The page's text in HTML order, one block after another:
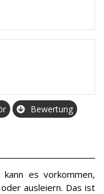
Bewertung
kann es vorkommen,
ausleiern. Das ist